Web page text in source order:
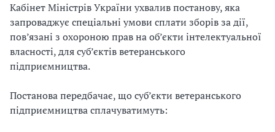
Кабінет Міністрів України ухвалив постанову, яка
запроваджує спеціальні умови сплати зборів за дії,
пов’язані з охороною прав на об’єкти інтелектуальної
власності, для суб’єктів ветеранського
підприємництва.
Постанова передбачає, що суб’єкти ветеранського
підприємництва сплачуватимуть: